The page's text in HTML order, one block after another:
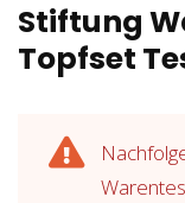
Stiftung
Topfset